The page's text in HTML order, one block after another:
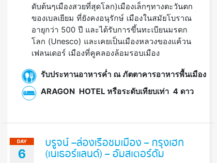
ดับต้นๆเมืองสวยที่สุดโลก)เมืองเล็กๆทางตะวันตก
ของเบลเยียม ที่ยังคงอนุรักษ์ เมืองในสมัยโบราณ
อายุกว่า 500 ปี และได้รับการขึ้นทะเบียนมรดก
โลก (Unesco) และเคยเป็นเมืองหลวงของแค้วน
เฟลนเดอร์ เมืองที่คูคลองล้อมรอบเมือง
รับประทานอาหารค่ำ ณ ภัตตาคารอาหารพื้นเมือง
ARAGON HOTEL หรือระดับเทียบเท่า 4 ดาว
DAY
6
บรูจน์ –ล่องเรือชมเมือง – กรุงเฮก
(เนเธอร์แลนด์) – อัมสเตอร์ดัม